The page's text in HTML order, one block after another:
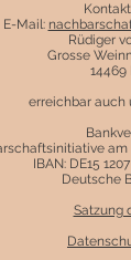
E-Mail:
Rüdiger
Grosse
14469
erreichbar auch
am
IBAN: DE15
Deutsche
Satzung